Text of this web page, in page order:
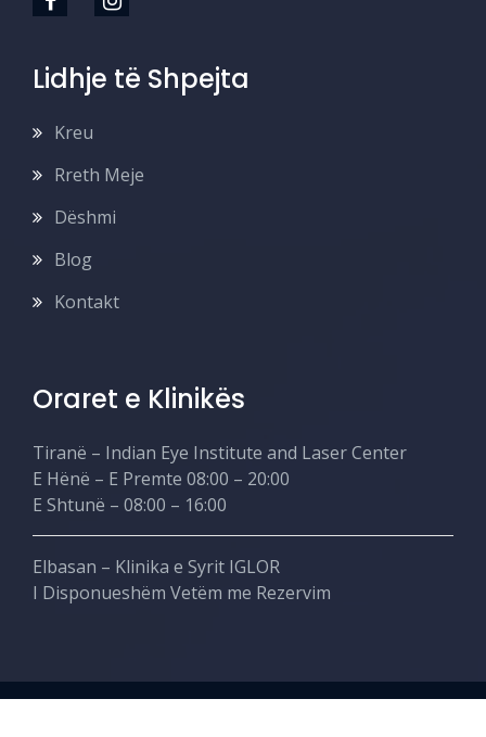
Lidhje të Shpejta
Kreu
Rreth Meje
Dëshmi
Blog
Kontakt
Oraret e Klinikës
Tiranë – Indian Eye Institute and Laser Center
E Hënë – E Premte 08:00 – 20:00
E Shtunë – 08:00 – 16:00
Elbasan – Klinika e Syrit IGLOR
I Disponueshëm Vetëm me Rezervim